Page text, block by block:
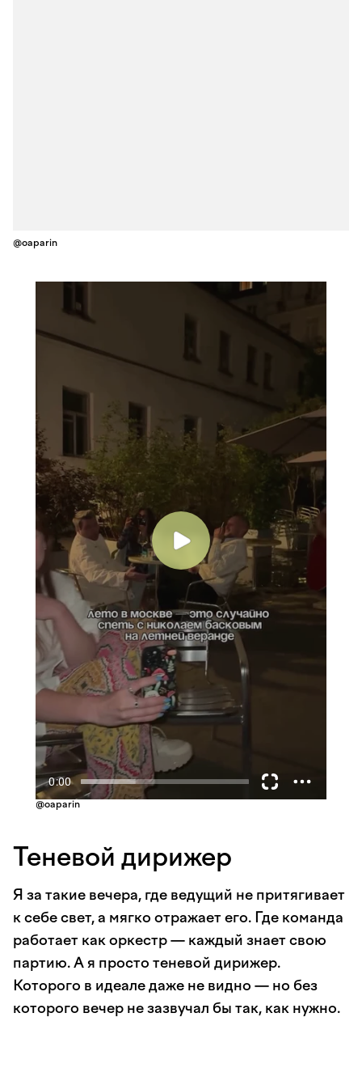
@oaparin
@oaparin
Теневой дирижер
Я за такие вечера, где ведущий не притягивает
к себе свет, а мягко отражает его. Где команда
работает как оркестр — каждый знает свою
партию. А я просто теневой дирижер.
Которого в идеале даже не видно — но без
которого вечер не зазвучал бы так, как нужно.